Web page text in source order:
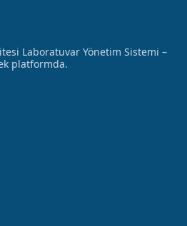
Laboratuvar Yönetim Sistemi –
platformda.